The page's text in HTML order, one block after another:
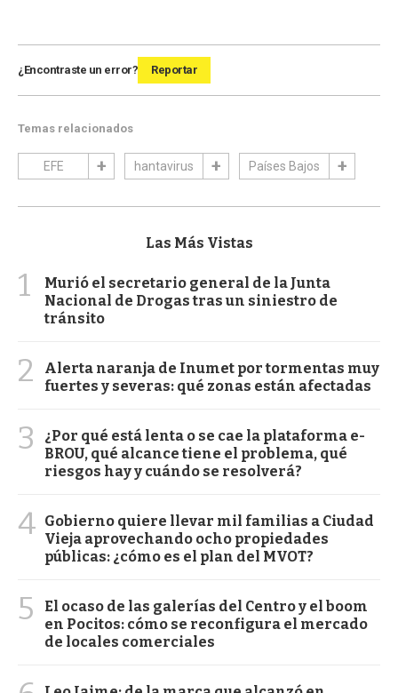
¿Encontraste un error? Reportar
Temas relacionados
EFE hantavirus Países Bajos
Las Más Vistas
1
Murió el secretario general de la Junta
Nacional de Drogas tras un siniestro de
tránsito
2
Alerta naranja de Inumet por tormentas muy
fuertes y severas: qué zonas están afectadas
3
¿Por qué está lenta o se cae la plataforma e-
BROU, qué alcance tiene el problema, qué
riesgos hay y cuándo se resolverá?
4 Gobierno quiere llevar mil familias a Ciudad
Vieja aprovechando ocho propiedades
públicas: ¿cómo es el plan del MVOT?
5
El ocaso de las galerías del Centro y el boom
en Pocitos: cómo se reconfigura el mercado
de locales comerciales